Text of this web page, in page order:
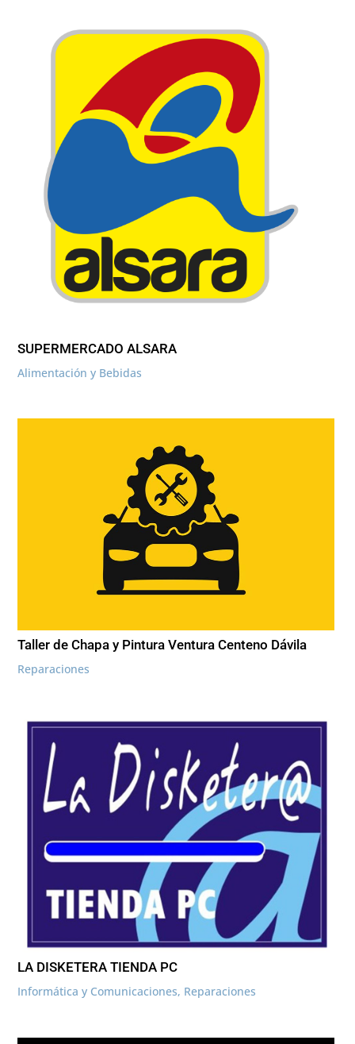
SUPERMERCADO ALSARA
Alimentación y Bebidas
Taller de Chapa y Pintura Ventura Centeno Dávila
Reparaciones
LA DISKETERA TIENDA PC
Informática y Comunicaciones, Reparaciones